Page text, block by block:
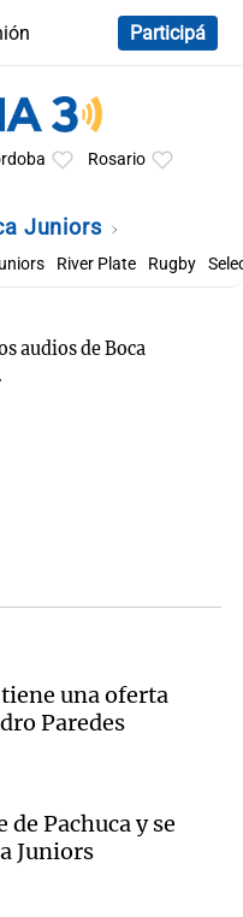
Participá
Rosario
Juniors
River Plate Rugby
audios de Boca
una oferta
Paredes
Pachuca y se
Juniors